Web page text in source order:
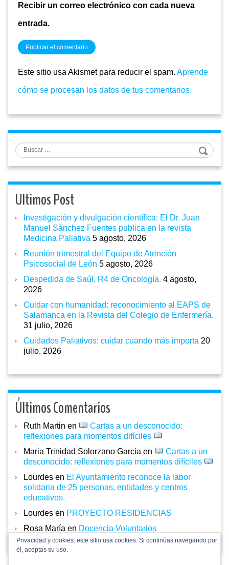
Recibir un correo electrónico con cada nueva
entrada.
Este sitio usa Akismet para reducir el spam. Aprende
cómo se procesan los datos de tus comentarios.
Buscar
Ultimos Post
Investigación y divulgación científica: El Dr. Juan
Manuel Sánchez Fuentes publica en la revista
Medicina Paliativa 5 agosto, 2026
Reunión trimestral del Equipo de Atención
Psicosocial de León 5 agosto, 2026
Despedida de Saúl, R4 de Oncología. 4 agosto,
2026
Cuidar con humanidad: reconocimiento al EAPS de
Salamanca en la Revista del Colegio de Enfermería.
31 julio, 2026
Cuidados Paliativos: cuidar cuando más importa 20
julio, 2026
Últimos Comentarios
Ruth Martin en
Cartas a un desconocido:
reflexiones para momentos difíciles
Maria Trinidad Solorzano Garcia en
Cartas a un
desconocido: reflexiones para momentos difíciles
Lourdes en El Ayuntamiento reconoce la labor
solidaria de 25 personas, entidades y centros
educativos.
Lourdes en PROYECTO RESIDENCIAS
Rosa María en Docencia Voluntarios
Privacidad y cookies: este sitio usa cookies. Si continúas navegando por
él, aceptas su uso.